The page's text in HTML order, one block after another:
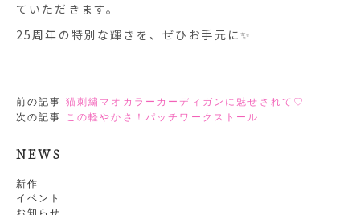
NEWS
新作
イベント
お知らせ
ていただきます。
25周年の特別な輝きを、ぜひお手元に✨
前の記事 猫刺繍マオカラーカーディガンに魅せされて♡
次の記事 この軽やかさ！パッチワークストール